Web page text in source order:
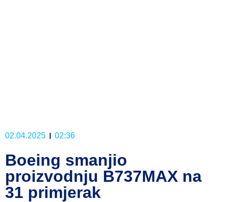
02.04.2025 02:36
Boeing smanjio
proizvodnju B737MAX na
31 primjerak